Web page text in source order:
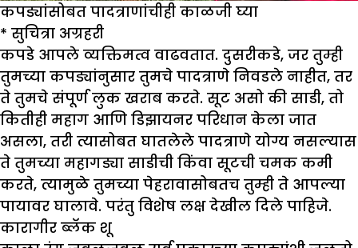
कपड्यांसोबत पादत्राणांचीही काळजी घ्या
* सुचित्रा अग्रहरी
कपडे आपले व्यक्तिमत्व वाढवतात. दुसरीकडे, जर तुम्ही
तुमच्या कपड्यांनुसार तुमचे पादत्राणे निवडले नाहीत, तर
ते तुमचे संपूर्ण लुक खराब करते. सूट असो की साडी, तो
कितीही महाग आणि डिझायनर परिधान केला जात
असला, तरी त्यासोबत घातलेले पादत्राणे योग्य नसल्यास
ते तुमच्या महागड्या साडीची किंवा सूटची चमक कमी
करते, त्यामुळे तुमच्या पेहरावासोबतच तुम्ही ते आपल्या
पायावर घालावे. परंतु विशेष लक्ष देखील दिले पाहिजे.
कारागीर ब्लॅक शू